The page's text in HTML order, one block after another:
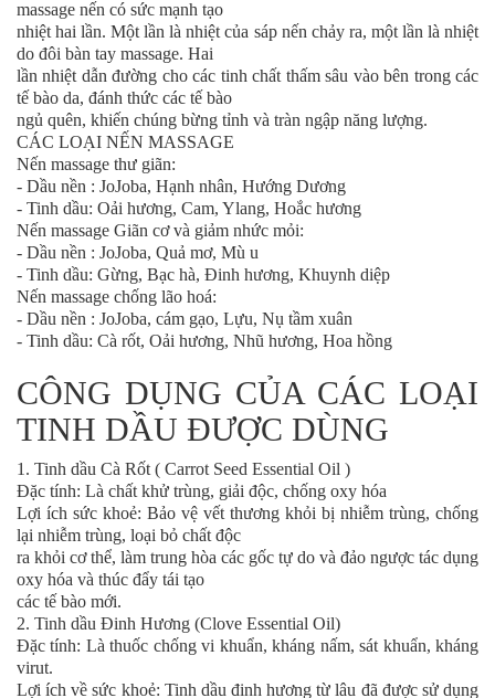
massage nến có sức mạnh tạo
nhiệt hai lần. Một lần là nhiệt của sáp nến chảy ra, một lần là nhiệt
do đôi bàn tay massage. Hai
lần nhiệt dẫn đường cho các tinh chất thấm sâu vào bên trong các
tế bào da, đánh thức các tế bào
ngủ quên, khiến chúng bừng tỉnh và tràn ngập năng lượng.
CÁC LOẠI NẾN MASSAGE
Nến massage thư giãn:
- Dầu nền : JoJoba, Hạnh nhân, Hướng Dương
- Tinh dầu: Oải hương, Cam, Ylang, Hoắc hương
Nến massage Giãn cơ và giảm nhức mỏi:
- Dầu nền : JoJoba, Quả mơ, Mù u
- Tinh dầu: Gừng, Bạc hà, Đinh hương, Khuynh diệp
Nến massage chống lão hoá:
- Dầu nền : JoJoba, cám gạo, Lựu, Nụ tầm xuân
- Tinh dầu: Cà rốt, Oải hương, Nhũ hương, Hoa hồng
CÔNG DỤNG CỦA CÁC LOẠI
TINH DẦU ĐƯỢC DÙNG
1. Tinh dầu Cà Rốt ( Carrot Seed Essential Oil )
Đặc tính: Là chất khử trùng, giải độc, chống oxy hóa
Lợi ích sức khoẻ: Bảo vệ vết thương khỏi bị nhiễm trùng, chống
lại nhiễm trùng, loại bỏ chất độc
ra khỏi cơ thể, làm trung hòa các gốc tự do và đảo ngược tác dụng
oxy hóa và thúc đẩy tái tạo
các tế bào mới.
2. Tinh dầu Đinh Hương (Clove Essential Oil)
Đặc tính: Là thuốc chống vi khuẩn, kháng nấm, sát khuẩn, kháng
virut.
Lợi ích về sức khoẻ: Tinh dầu đinh hương từ lâu đã được sử dụng